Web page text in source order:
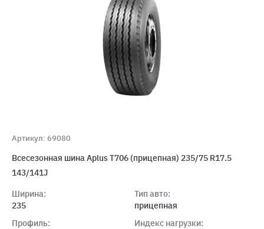
Артикул: 69080
Всесезонная шина Aplus T706 (прицепная) 235/75 R17.5
143/141J
Ширина:
235
Профиль:
Тип авто:
прицепная
Индекс нагрузки: